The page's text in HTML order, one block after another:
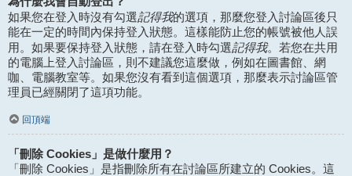
如果您在登入時沒有勾選記得我的選項，那麼您登入討論區後只
能在一定的時間內保持登入狀態。這樣能防止您的帳號被他人誤
用。如果要保持登入狀態，請在登入時勾選記得我。若您在共用
的電腦上登入討論區，則不建議您這麼做，例如在圖書館、網
咖、電腦教室等。如果您沒有看到這個選項，那麼表示討論區管
理員已經關閉了這項功能。
回頂端
「刪除 Cookies」是做什麼用？
「刪除 Cookies」是指刪除所有在討論區所建立的 Cookies。這